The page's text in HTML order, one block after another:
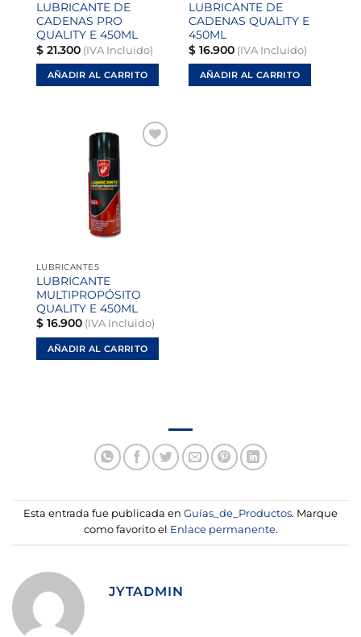
LUBRICANTE DE
CADENAS PRO
QUALITY E 450ML
$21.300(IVA Incluido)
AÑADIR AL CARRITO
LUBRICANTE DE
CADENAS QUALITY E
450ML
$16.900(IVA Incluido)
AÑADIR AL CARRITO
LUBRICANTES
LUBRICANTE
MULTIPROPÓSITO
QUALITY E 450ML
$16.900(IVA Incluido)
AÑADIR AL CARRITO
Esta entrada fue publicada en Guías_de_Productos. Marque
como favorito el Enlace permanente.
JYTADMIN